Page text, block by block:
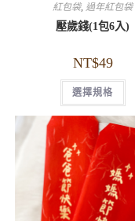
紅包袋, 過年紅包袋
壓歲錢(1包6入)
NT$49
選擇規格